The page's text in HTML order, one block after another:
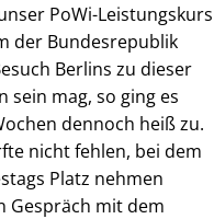
PoWi-Leistungskurs
der Bundesrepublik
Berlins zu dieser
sein mag, so ging es
dennoch heiß zu.
nicht fehlen, bei dem
Platz nehmen
Gespräch mit dem